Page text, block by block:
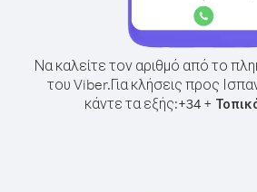
Να καλείτε τον αριθμό από το
του Viber.Για κλήσεις προς
κάντε τα εξής:+34+